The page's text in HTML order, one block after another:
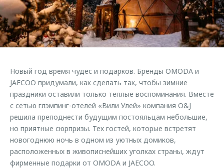
Страхование
Кредитный калькулятор
Аксессуары
Оригинальные аксессуары
Запчасти
Трейд-ин
Калькулятор трейд-ин
Клиентская поддержка
O&J Автоклуб
Клуб владельцев OMODA
Аксессуары
Одежда и сувениры
Оригинальные аксессуары
Запчасти
Обратная связь
Новый год время чудес и подарков. Бренды OMODA и
JAECOO придумали, как сделать так, чтобы зимние
праздники оставили только теплые воспоминания. Вместе
с сетью глэмпинг-отелей «Вили Улей» компания O&J
решила преподнести будущим постояльцам небольшие,
но приятные сюрпризы. Тех гостей, которые встретят
новогоднюю ночь в одном из уютных домиков,
расположенных в живописнейших уголках страны, ждут
фирменные подарки от OMODA и JAECOO.